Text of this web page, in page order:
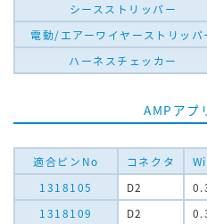
シースストリッパー
電動/エアーワイヤーストリッパ
ハーネスチェッカー
AMPアプ
適合ピンNo コネクタ
1318105
D2
1318109
D2